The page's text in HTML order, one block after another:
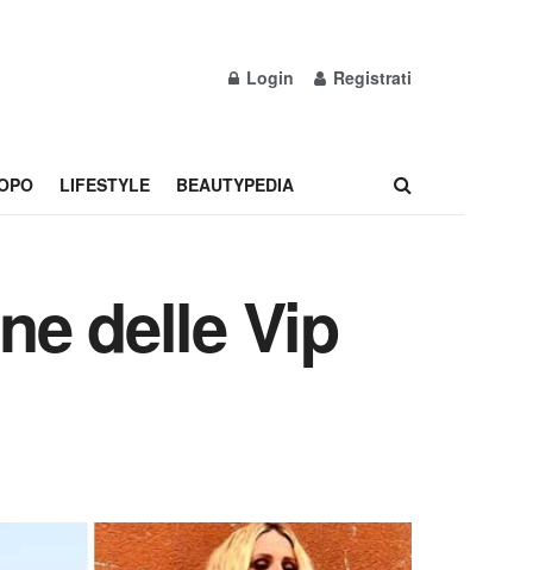
Login Registrati
LIFESTYLE BEAUTYPEDIA
delle Vip